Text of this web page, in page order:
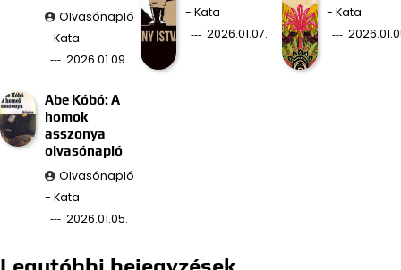
Olvasónapló
- Kata
2026.01.09.
- Kata
2026.01.07.
- Kata
Abe Kóbó: A
homok
asszonya
olvasónapló
Olvasónapló
- Kata
2026.01.05.